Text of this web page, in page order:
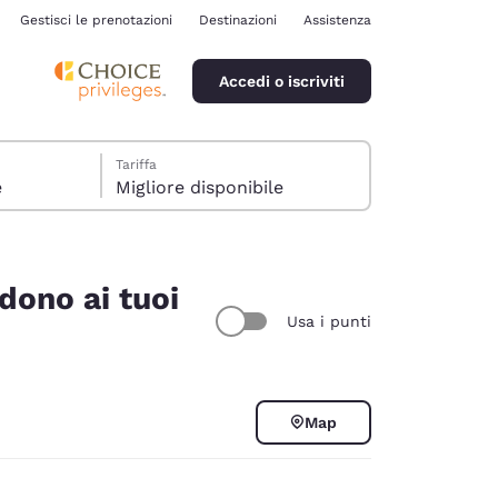
Gestisci le prenotazioni Destinazioni Assistenza
Accedi o iscriviti
Tariffa
Migliore disponibile
ai tuoi
Usa i punti
Map